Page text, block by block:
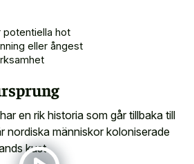
potentiella hot
eller ångest
en rik historia som går tillbaka till
nordiska människor koloniserade
kust.